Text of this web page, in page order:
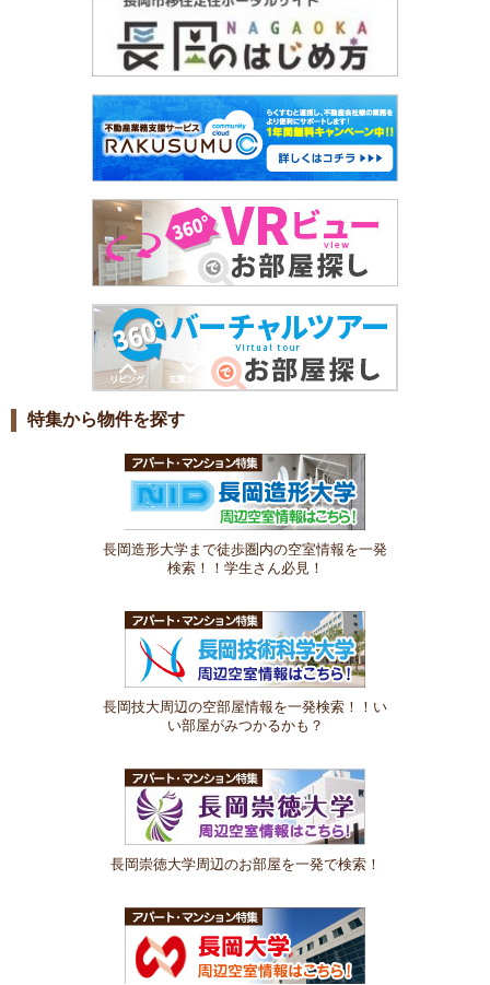
特集から物件を探す
長岡造形大学まで徒歩圏内の空室情報を一発
検索！！学生さん必見！
長岡技大周辺の空部屋情報を一発検索！！い
い部屋がみつかるかも？
長岡崇徳大学周辺のお部屋を一発で検索！